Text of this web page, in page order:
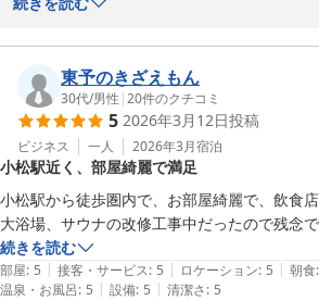
な思いをさせてしまい誠に申し訳ございま
車両の影響により、駐車場が停めにくくご
たことを深くお詫び申し上げます。
当館の大浴場はリニューアルオープンに向け
ります。工事期間中は駐車場の管理やご案内
にご迷惑をおかけしないよう努めてまいりま
今回のご滞在ではご期待に沿えず心苦しい
しく生まれ変わる大浴場とともに、お客様を
スタッフ一同心よりお待ち申し上げておりま
この度はお忙しい中、貴重なご意見をご投稿
とうございました。
東予のきざえもん
30代/男性 |20件のクチコミ
5 2026年3月12日投稿
ビジネス 一人 2026年3月宿泊
小松駅近く、部屋綺麗で満足
小松駅から徒歩圏内で、お部屋綺麗で、飲食
大浴場、サウナの改修工事中だったので残念で
続きを読む
部屋: 5 | 接客・サービス: 5 | ロケーション: 5 | 朝食:
温泉・お風呂: 5 | 設備: 5 | 清潔さ: 5